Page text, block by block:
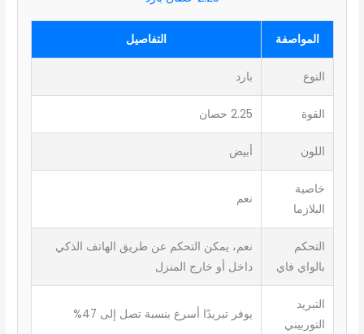
المواصفة التفاصيل
النوع بارد
القوة 2.25 حصان
اللون أبيض
خاصية
البلازما
نعم
التحكم
بالواي فاي
نعم، يمكن التحكم عن طريق الهاتف الذكي
داخل أو خارج المنزل
التبريد
التوربيني
يوفر تبريدًا أسرع بنسبة تصل إلى 47%